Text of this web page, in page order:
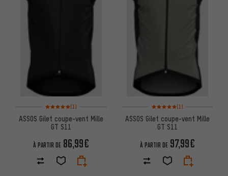
Note moyenne : 5 sur 5 d'après 1 avis
(1)
ASSOS Gilet coupe-vent Mille
GT S11
À PARTIR DE 86,99€
Note moyenne : 5 sur 5
(1)
ASSOS Gilet coupe-vent Mille
GT S11
À PARTIR DE 97,99€